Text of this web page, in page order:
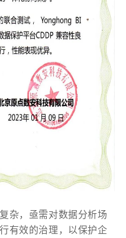
杂，亟需对数据分析场
有效的治理，以保护企